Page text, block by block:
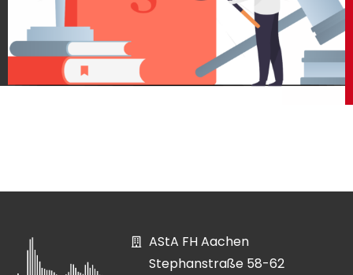
AStA FH Aachen
Stephanstraße 58-62